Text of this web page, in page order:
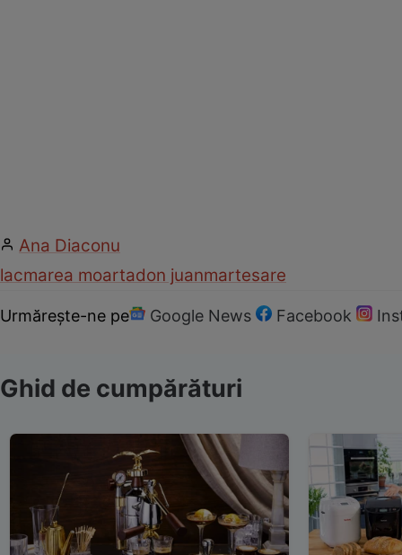
Ana Diaconu
lacmarea moartadon juanmartesare
Urmărește-ne pe Google News Facebook
Ghid de cumpărături